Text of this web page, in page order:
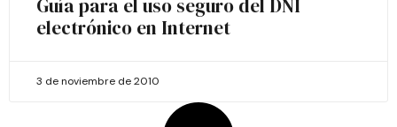
Guía para el uso seguro del DNI
electrónico en Internet
3 de noviembre de 2010